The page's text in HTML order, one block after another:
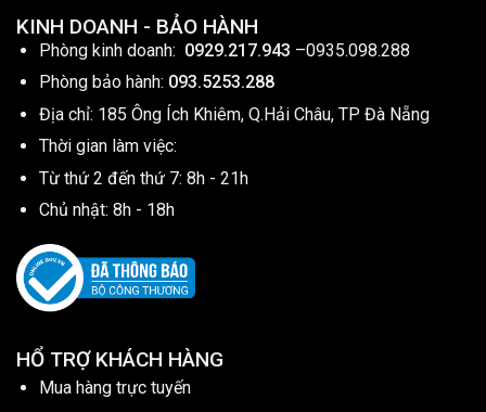
KINH DOANH - BẢO HÀNH
Phòng kinh doanh: 0929.217.943 –0935.098.288
Phòng bảo hành: 093.5253.288
Địa chỉ: 185 Ông Ích Khiêm, Q.Hải Châu, TP Đà Nẵng
Thời gian làm việc:
Từ thứ 2 đến thứ 7: 8h - 21h
Chủ nhật: 8h - 18h
HỔ TRỢ KHÁCH HÀNG
Mua hàng trực tuyến